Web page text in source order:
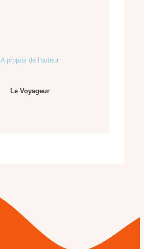
A propos de l'auteur
Le Voyageur